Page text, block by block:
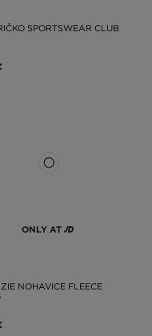
SPORTSWEAR CLUB
ONLY AT
NOHAVICE FLEECE